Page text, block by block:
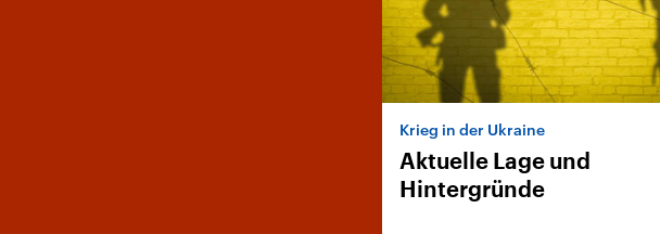
Krieg in der Ukraine
Aktuelle Lage und
Hintergründe